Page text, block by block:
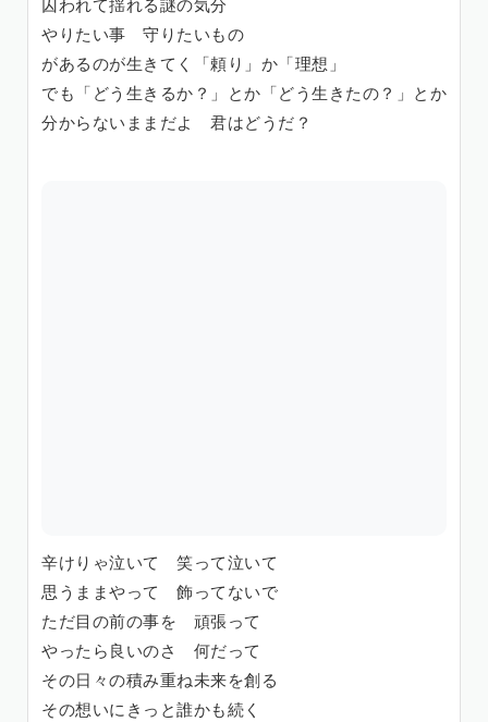
囚われて揺れる謎の気分
やりたい事 守りたいもの
があるのが生きてく「頼り」か「理想」
でも「どう生きるか？」とか「どう生きたの？」とか
分からないままだよ 君はどうだ？
辛けりゃ泣いて 笑って泣いて
思うままやって 飾ってないで
ただ目の前の事を 頑張って
やったら良いのさ 何だって
その日々の積み重ね未来を創る
その想いにきっと誰かも続く